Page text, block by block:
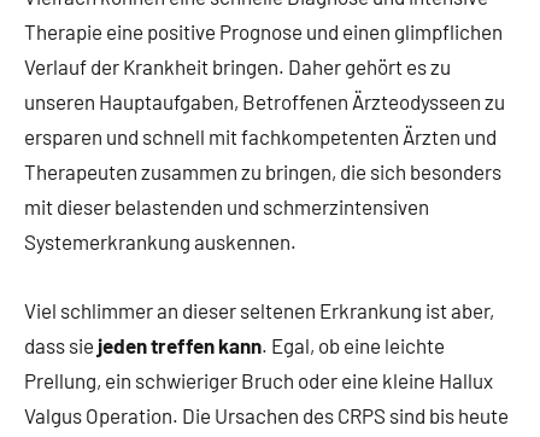
Therapie eine positive Prognose und einen glimpflichen
Verlauf der Krankheit bringen. Daher gehört es zu
unseren Hauptaufgaben, Betroffenen Ärzteodysseen zu
ersparen und schnell mit fachkompetenten Ärzten und
Therapeuten zusammen zu bringen, die sich besonders
mit dieser belastenden und schmerzintensiven
Systemerkrankung auskennen. ​
Viel schlimmer an dieser seltenen Erkrankung ist aber,
dass sie jeden treffen kann. Egal, ob eine leichte
Prellung, ein schwieriger Bruch oder eine kleine Hallux
Valgus Operation. Die Ursachen des CRPS sind bis heute